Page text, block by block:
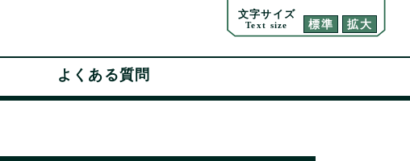
文字サイズ
Text size 標準 拡大
よくある質問